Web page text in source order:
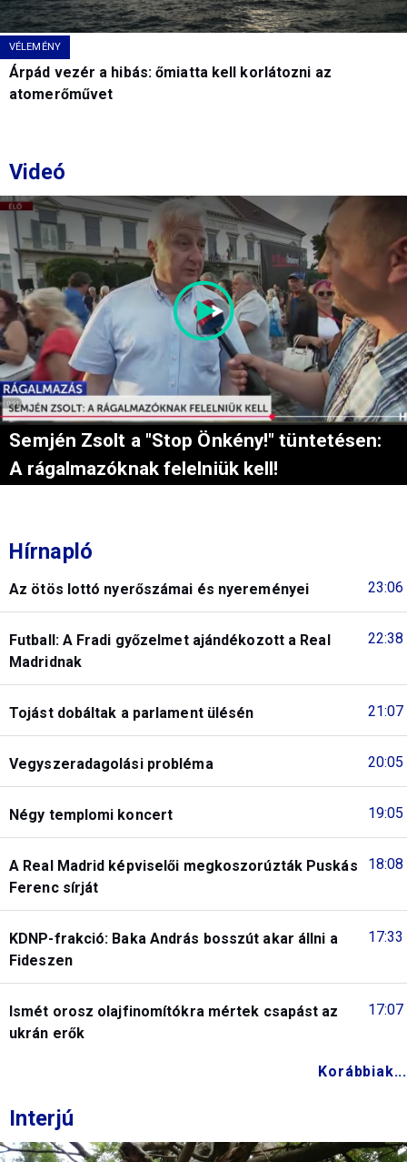
VÉLEMÉNY
Árpád vezér a hibás: őmiatta kell korlátozni az
atomerőművet
Videó
Semjén Zsolt a "Stop Önkény!" tüntetésen:
A rágalmazóknak felelniük kell!
Hírnapló
23:06
Az ötös lottó nyerőszámai és nyereményei
22:38
Futball: A Fradi győzelmet ajándékozott a Real
Madridnak
21:07
Tojást dobáltak a parlament ülésén
20:05
Vegyszeradagolási probléma
19:05
Négy templomi koncert
18:08
A Real Madrid képviselői megkoszorúzták Puskás
Ferenc sírját
17:33
KDNP-frakció: Baka András bosszút akar állni a
Fideszen
17:07
Ismét orosz olajfinomítókra mértek csapást az
ukrán erők
Korábbiak...
Interjú